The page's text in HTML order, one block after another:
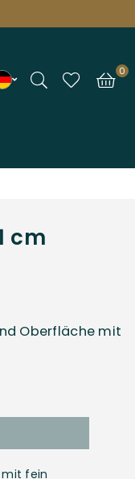
0
cm
Oberfläche mit
mit fein